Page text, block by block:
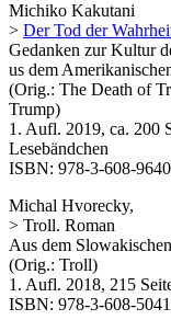
Michiko Kakutani
> Der Tod der
Gedanken zur Kultur
us dem
(Orig.: The Death of
Trump)
1. Aufl. 2019, ca. 200
Lesebändchen
ISBN: 978-3-608-
Michal Hvorecky,
> Troll. Roman
Aus dem
(Orig.: Troll)
1. Aufl. 2018, 215
ISBN: 978-3-608-